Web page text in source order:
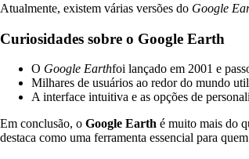
Atualmente, existem várias versões do Google
Curiosidades sobre o Google Earth
O Google Earthfoi lançado em 2001 e
Milhares de usuários ao redor do mundo
A interface intuitiva e as opções de
Em conclusão, o Google Earth é muito mais do
destaca como uma ferramenta essencial para